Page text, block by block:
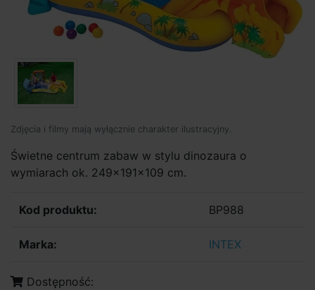
Zdjęcia i filmy mają wyłącznie charakter ilustracyjny.
Świetne centrum zabaw w stylu dinozaura o
wymiarach ok. 249×191×109 cm.
Kod produktu: BP988
Marka: INTEX
Dostępność: